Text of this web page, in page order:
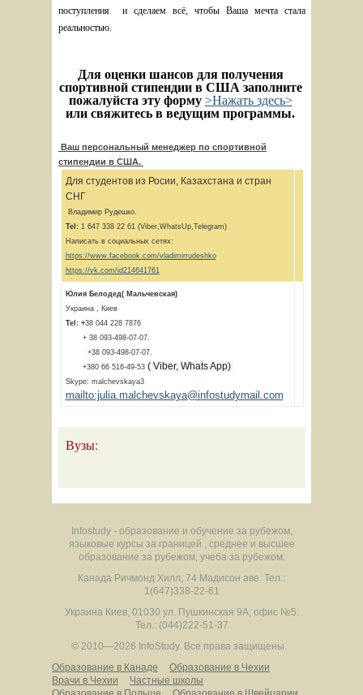
поступления  и сделаем всё, чтобы Ваша мечта стала
реальностью.
Для оценки шансов для получения
спортивной стипендии в США заполните
пожалуйста эту форму >Нажать здесь>
или свяжитесь в ведущим программы.
Ваш персональный менеджер по спортивной
стипендии в США.
Для студентов из Росии, Казахстана и стран
СНГ
Владимир Рудешко.
Tel:1 647 338 22 61 (Viber,WhatsUp,Telegram)
Написать в социальных сетях:
https://www.facebook.com/vladimirrudeshko
https://vk.com/id214641761
Юлия Белодед( Мальчевская)
Украина , Киев
Tel: +38 044 228 7876
+ 38 093-498-07-07.
+38 093-498-07-07.
+380 66 516-49-53 ( Viber, Whats App)
Skype: malchevskaya3
mailto:julia.malchevskaya@infostudymail.com
Вузы:
Infostudy - образование и обучение за рубежом,
языковые курсы за границей , среднее и высшее
образование за рубежом, учеба за рубежом.
Канада Ричмонд Хилл, 74 Мадисон аве. Тел.:
1(647)338-22-61
Украина Киев, 01030 ул. Пушкинская 9А, офис №5.
Тел.: (044)222-51-37
© 2010—2026 InfoStudy. Все права защищены.
Образование в Канаде
Образование в Чехии
Врачи в Чехии
Частные школы